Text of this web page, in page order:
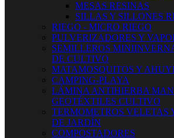
MESAS RESINAS
SILLAS Y SILLONES
RIEGO - MICRO RIEGO
PULVERIZADORES Y
SEMILLEROS
DE CULTIVO
MATAMOSQUITOS Y
CAMPING-PLAYA
LÁMINA ANTIHIERBA
GEOTÉXTILES CULTIVO
TERMOMETROS VELETAS
DE JARDÍN
COMPOSTADORES